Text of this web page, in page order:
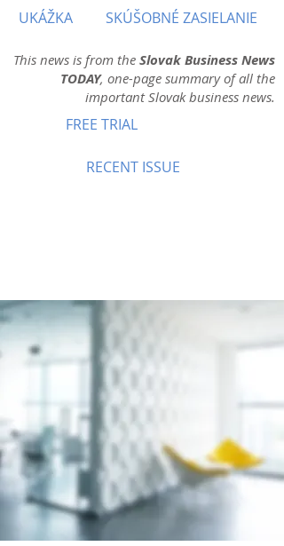
UKÁŽKA SKÚŠOBNÉ ZASIELANIE
This news is from the Slovak Business News
TODAY, one-page summary of all the
important Slovak business news.
FREE TRIAL
RECENT ISSUE